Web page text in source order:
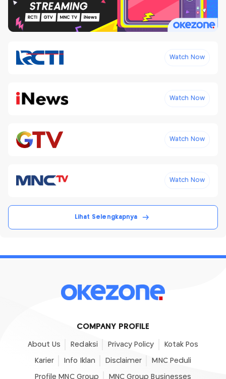
Watch Now
Watch Now
Watch Now
Watch Now
Lihat Selengkapnya
COMPANY PROFILE
About Us Redaksi Privacy Policy Kotak Pos
Karier Info Iklan Disclaimer MNC Peduli
Profile MNC Group MNC Group Businesses